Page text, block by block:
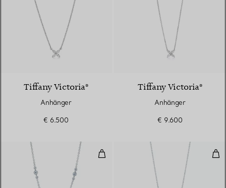
2 Materialien
Tiffany Victoria®
Anhänger
€ 6.500
Tiffany Victoria®
Anhänger
€ 9.600
Clustermix-Anhänger